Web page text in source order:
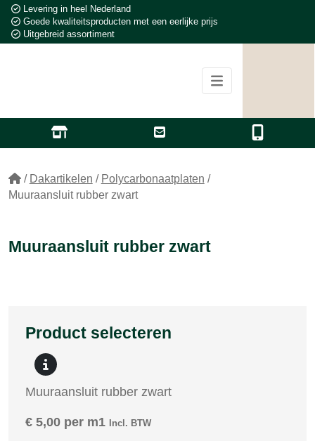
Levering in heel Nederland
Goede kwaliteitsproducten met een eerlijke prijs
Uitgebreid assortiment
/ Dakartikelen / Polycarbonaatplaten /
Muuraansluit rubber zwart
Muuraansluit rubber zwart
Product selecteren
Muuraansluit rubber zwart
€ 5,00 per m1 Incl. BTW